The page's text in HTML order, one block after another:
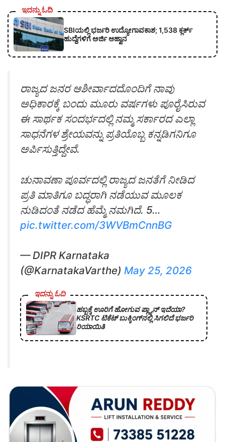
ಇದನ್ನು ಓದಿ
SBIಯಲ್ಲಿ ಭರ್ಜರಿ ಉದ್ಯೋಗಾವಕಾಶ; 1,538 ಕ್ಲರ್ಕ್
ಹುದ್ದೆಗಳಿಗೆ ಅರ್ಜಿ ಆಹ್ವಾನ
ರಾಜ್ಯದ ಜನರ ಆಶೀರ್ವಾದದೊಂದಿಗೆ ನಾವು
ಅಧಿಕಾರಕ್ಕೆ ಬಂದು ಮೂರು ವರ್ಷಗಳು ಪೂರೈಸಿರುವ
ಈ ಸಾರ್ಥಕ ಸಂದರ್ಭದಲ್ಲಿ ನಮ್ಮ ಸರ್ಕಾರದ ಎಲ್ಲಾ
ಸಾಧನೆಗಳ‌ ಶ್ರೇಯವನ್ನು ಪ್ರತಿಯೊಬ್ಬ ಕನ್ನಡಿಗನಿಗೂ
ಅರ್ಪಿಸುತ್ತಿದ್ದೇವೆ.
ಚುನಾವಣಾ ಪೂರ್ವದಲ್ಲಿ ರಾಜ್ಯದ ಜನತೆಗೆ ನೀಡಿದ
ಪ್ರತಿ ಮಾತಿಗೂ ಬದ್ಧರಾಗಿ ನಡೆಯುವ ಮೂಲಕ
ನುಡಿದಂತೆ ನಡೆದ ಹೆಮ್ಮೆ ನಮಗಿದೆ. 5…
pic.twitter.com/3WVBmCnnBG
— DIPR Karnataka
(@KarnatakaVarthe) May 25, 2026
ಇದನ್ನು ಓದಿ
ಹಬ್ಬಕ್ಕೆ ಊರಿಗೆ ಹೋಗುವ ಪ್ಲ್ಯಾನ್ ಇದೆಯಾ?
KSRTC ಟಿಕೆಟ್ ಬುಕ್ಕಿಂಗ್‌ನಲ್ಲಿ ಸಿಗಲಿದೆ ಭರ್ಜರಿ
ರಿಯಾಯಿತಿ